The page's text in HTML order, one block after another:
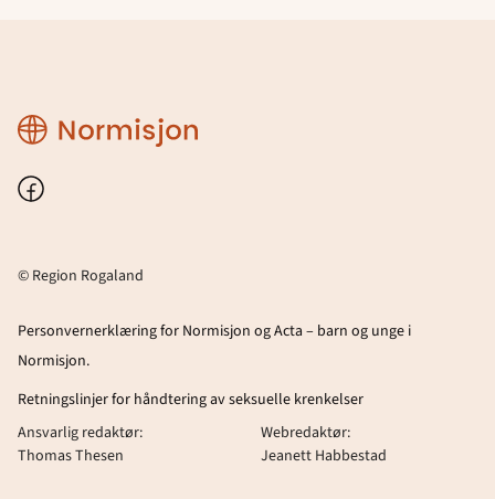
Region
Rogaland
Facebook
© Region Rogaland
Personvernerklæring for Normisjon og Acta – barn og unge i
Normisjon.
Retningslinjer for håndtering av seksuelle krenkelser
Ansvarlig redaktør:
Thomas Thesen
Webredaktør:
Jeanett Habbestad